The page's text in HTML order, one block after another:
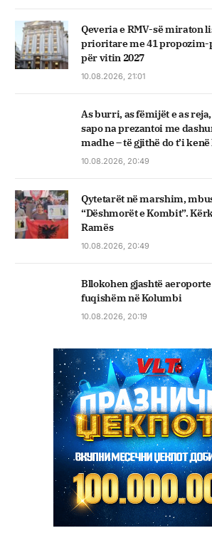
Qeveria e RMV-së miraton
prioritare me 41
për vitin 2027
10.08.2026, 21:01
As burri, as fëmijët e as
sapo na prezantoi me
madhe – të gjithë do t’i
10.08.2026, 20:49
Qytetarët në marshim,
“Dëshmorët e Kombit”.
Ramës
10.08.2026, 20:49
Bllokohen gjashtë
fuqishëm në Kolumbi
10.08.2026, 20:19